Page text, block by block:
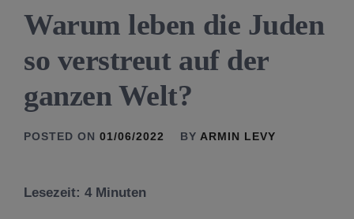
Warum leben die Juden
so verstreut auf der
ganzen Welt?
POSTED ON 01/06/2022 BY ARMIN LEVY
Lesezeit: 4 Minuten